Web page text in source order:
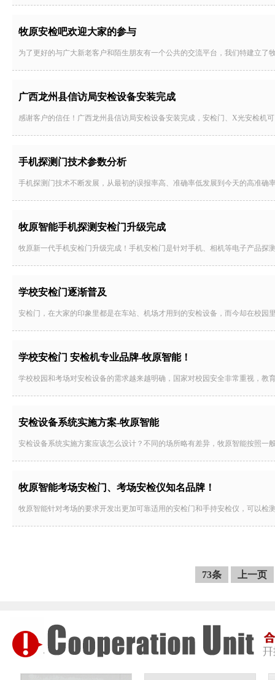
牧原安检吧欢迎大家的参与
为了更好的与广大新老客户和陌生朋友有一个公共的交流平台，我们特建立
广西龙州县信访局安检设备安装完成
感谢客户的信任！广西龙州县信访局安检设备安装完成，安检门、X光安检机
手机探测门技术参数分析
手机探测门技术不断发展，从最初的误报率高、准确率低发展到今天的高准确
牧原智能手机探测安检门升级完成
牧原新一代手机安检门升级完成！手机安检门是针对手机、相机等电子产品
学校安检门逐渐普及
安检门，在大家的印象里都是在车站、机场才用到的安检设备，而今却在校
学校安检门 安检机专业品牌-牧原智能！
学校校园和考场对安检设备的需求越来越明确，国家对校园安全非常重视，
安检设备系统实施方案-牧原智能
安检设备系统实施方案应该怎么设计？不同的场所略有差异，牧原智能按照
牧原智能考场安检门、考场安检仪知名品牌！
牧原智能针对考场的要求开发出更加可靠适用的安检门和手持安检仪，可以
73条 上一页